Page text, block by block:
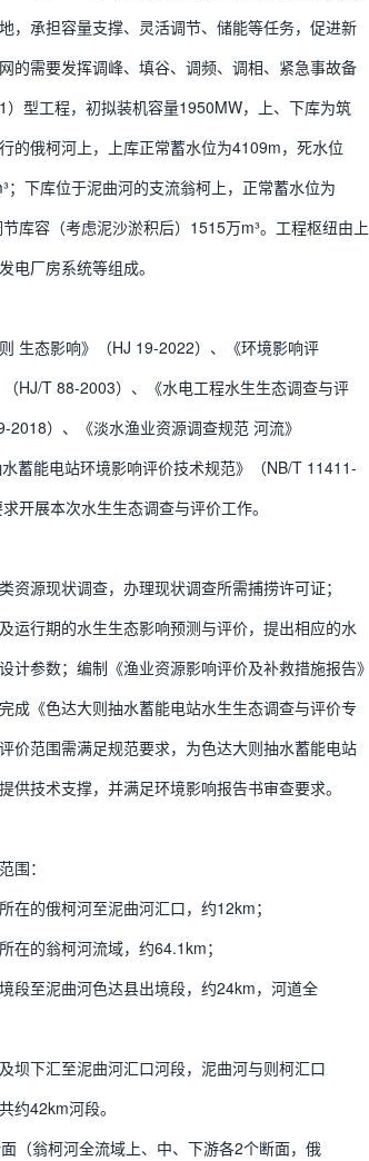
，承担容量支撑、灵活调节、储能等任务，促进新
的需要发挥调峰、填谷、调频、调相、紧急事故备
）型工程，初拟装机容量1950MW，上、下库为筑
的俄柯河上，上库正常蓄水位为4109m，死水位
；下库位于泥曲河的支流翁柯上，正常蓄水位为
库容（考虑泥沙淤积后）1515万m³。工程枢纽由上
电厂房系统等组成。
生态影响》（HJ 19-2022）、《环境影响评
HJ/T 88-2003）、《水电工程水生生态调查与评
）、《淡水渔业资源调查规范 河流》
蓄能电站环境影响评价技术规范》（NB/T 11411-
开展本次水生生态调查与评价工作。
资源现状调查，办理现状调查所需捕捞许可证；
运行期的水生生态影响预测与评价，提出相应的水
计参数；编制《渔业资源影响评价及补救措施报告》
成《色达大则抽水蓄能电站水生生态调查与评价专
价范围需满足规范要求，为色达大则抽水蓄能电站
供技术支撑，并满足环境影响报告书审查要求。
围：
在的俄柯河至泥曲河汇口，约12km；
在的翁柯河流域，约64.1km；
段至泥曲河色达县出境段，约24km，河道全
坝下汇至泥曲河汇口河段，泥曲河与则柯汇口
约42km河段。
（翁柯河全流域上、中、下游各2个断面，俄